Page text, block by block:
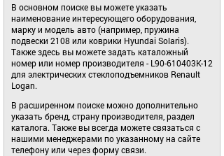
В основном поиске вы можете указать
наименование интересующего оборудования,
марку и модель авто (например, пружина
подвески 2108 или коврики Hyundai Solaris).
Также здесь вы можете задать каталожный
номер или номер производителя - L90-610403К-12
для электрических стеклоподъемников Renault
Logan.
В расширенном поиске можно дополнительно
указать бренд, страну производителя, раздел
каталога. Также вы всегда можете связаться с
нашими менеджерами по указанному на сайте
телефону или через форму связи.